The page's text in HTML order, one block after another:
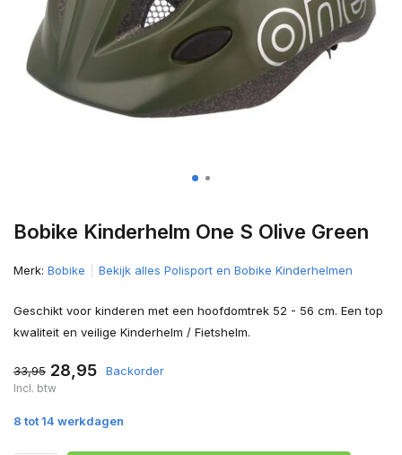
Bobike Kinderhelm One S Olive Green
Merk: Bobike Bekijk alles Polisport en Bobike Kinderhelmen
Geschikt voor kinderen met een hoofdomtrek 52 - 56 cm. Een top
kwaliteit en veilige Kinderhelm / Fietshelm.
33,95 28,95 Backorder
Incl. btw
8 tot 14 werkdagen